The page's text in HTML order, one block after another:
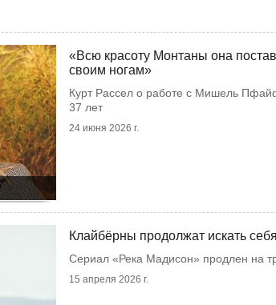
«Всю красоту Монтаны она
своим ногам»
Курт Рассел о работе с Мишель
37 лет
24 июня 2026 г.
Клайбёрны продолжат искать
Сериал «Река Мадисон» продлен на
15 апреля 2026 г.